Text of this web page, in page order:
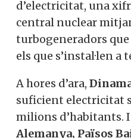
de molins de vent
extraordinari.Poden
capaços de generar
gigawatt
d’una central
turbogeneradors que
amb els que
Vols
Converses
Et